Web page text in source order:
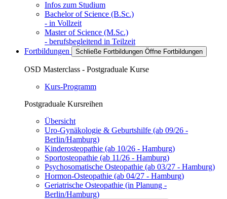
Infos zum Studium
Bachelor of Science (B.Sc.)
- in Vollzeit
Master of Science (M.Sc.)
- berufsbegleitend in Teilzeit
Fortbildungen
Schließe Fortbildungen Öffne Fortbildungen
OSD Masterclass - Postgraduale Kurse
Kurs-Programm
Postgraduale Kursreihen
Übersicht
Uro-Gynäkologie & Geburtshilfe (ab 09/26 -
Berlin/Hamburg)
Kinderosteopathie (ab 10/26 - Hamburg)
Sportosteopathie (ab 11/26 - Hamburg)
Psychosomatische Osteopathie (ab 03/27 - Hamburg)
Hormon-Osteopathie (ab 04/27 - Hamburg)
Geriatrische Osteopathie (in Planung -
Berlin/Hamburg)